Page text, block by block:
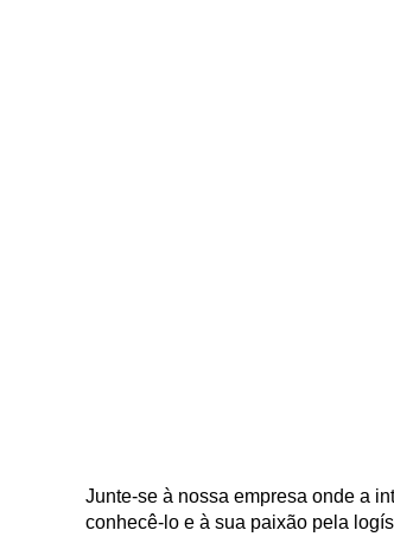
Junte-se à nossa empresa onde a
conhecê-lo e à sua paixão pela